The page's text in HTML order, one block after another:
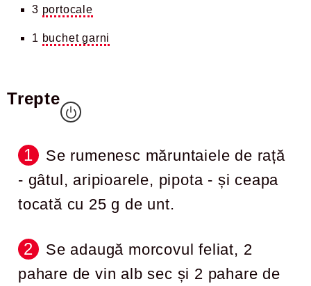
3 portocale
1 buchet garni
Trepte
Se rumenesc măruntaiele de rață
- gâtul, aripioarele, pipota - și ceapa
tocată cu 25 g de unt.
Se adaugă morcovul feliat, 2
pahare de vin alb sec și 2 pahare de